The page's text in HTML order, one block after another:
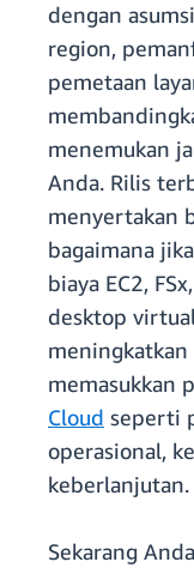
dengan
region,
pemetaan
menemukan
Anda. Rilis
menyertakan
bagaimana
biaya EC2,
desktop
memasukkan
Cloud seperti
operasional,
keberlanjutan.
Sekarang